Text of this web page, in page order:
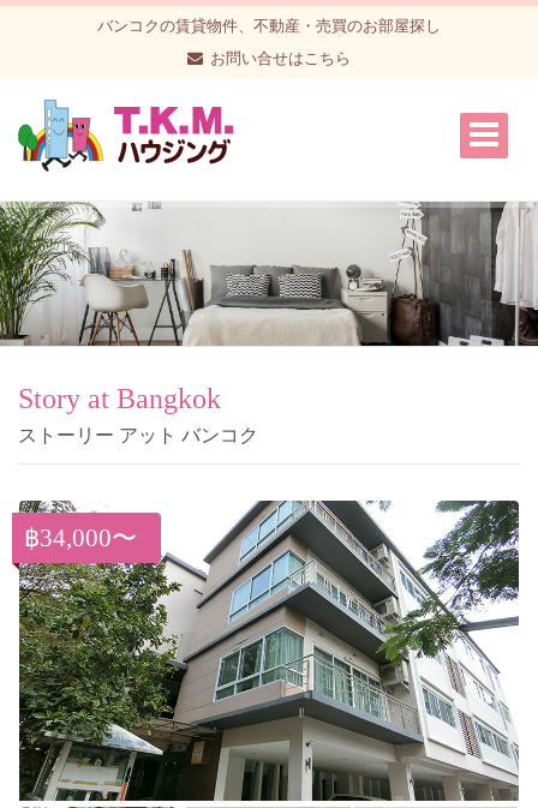
バンコクの賃貸物件、不動産・売買のお部屋探し
お問い合せはこちら
Story at Bangkok
ストーリー アット バンコク
฿34,000〜